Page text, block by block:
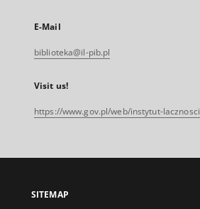
E-Mail
biblioteka@il-pib.pl
Visit us!
https://www.gov.pl/web/instytut-lacznosci
SITEMAP